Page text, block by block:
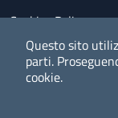
Questo sito
parti.
cookie.
Cookies Policy
Policy privacy e
Albo pretorio on-line